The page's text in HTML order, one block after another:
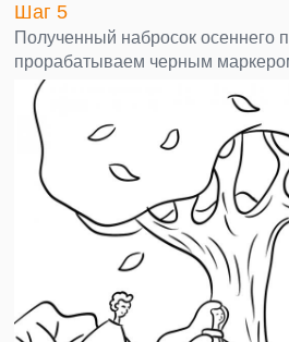
Шаг 5
Полученный набросок осеннего
прорабатываем черным